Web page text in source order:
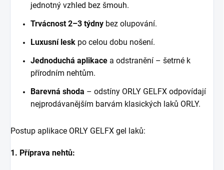
jednotný vzhled bez šmouh.
Trvácnost2–3 týdny bez olupování.
Luxusní lesk po celou dobu nošení.
Jednoduchá aplikace a odstranění – šetrné k
přírodním nehtům.
Barevná shoda – odstíny ORLY GELFX odpovídají
nejprodávanějším barvám klasických laků ORLY.
Postup aplikace ORLY GELFX gel laků:
1. Příprava nehtů: